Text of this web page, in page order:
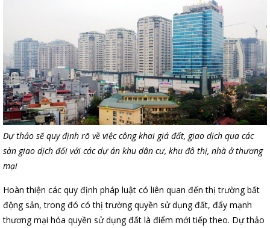
Dự thảo sẽ quy định rõ về việc công khai giá đất, giao dịch qua các
sàn giao dịch đối với các dự án khu dân cư, khu đô thị, nhà ở thương
mại
Hoàn thiện các quy định pháp luật có liên quan đến thị trường bất
động sản, trong đó có thị trường quyền sử dụng đất, đẩy mạnh
thương mại hóa quyền sử dụng đất là điểm mới tiếp theo. Dự thảo